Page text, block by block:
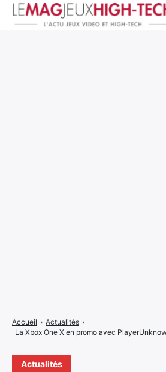
Actualités
Accueil › Actualités ›
La Xbox One X en promo avec